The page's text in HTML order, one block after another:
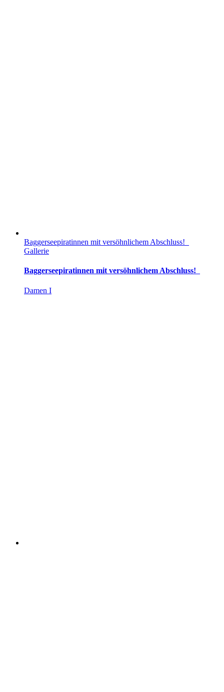
Baggerseepiratinnen mit versöhnlichem Abschluss!
Gallerie
Baggerseepiratinnen mit versöhnlichem Abschluss!
Damen I